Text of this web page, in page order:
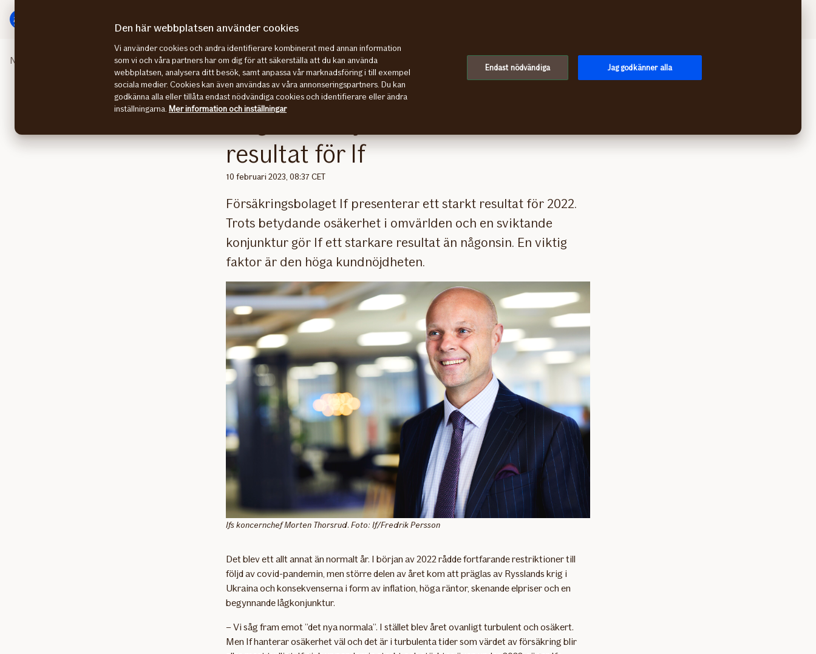
direkt
huvudmenyn
direkt
innehåll
Nyhetsrummet Hög kundnöjdhet bakom starkt resultat för If
Hög kundnöjdhet bakom starkt
resultat för If
10 februari 2023, 08:37 CET
Försäkringsbolaget If presenterar ett starkt resultat för 2022.
Trots betydande osäkerhet i omvärlden och en sviktande
konjunktur gör If ett starkare resultat än någonsin. En viktig
faktor är den höga kundnöjdheten.
Ifs koncernchef Morten Thorsrud. Foto: If/Fredrik Persson
Det blev ett allt annat än normalt år. I början av 2022 rådde fortfarande restriktioner till
följd av covid-pandemin, men större delen av året kom att präglas av Rysslands krig i
Ukraina och konsekvenserna i form av inflation, höga räntor, skenande elpriser och en
begynnande lågkonjunktur.
– Vi såg fram emot ”det nya normala”. I stället blev året ovanligt turbulent och osäkert.
Men If hanterar osäkerhet väl och det är i turbulenta tider som värdet av försäkring blir
Den här webbplatsen använder cookies
Vi använder cookies och andra identifierare kombinerat med annan information
som vi och våra partners har om dig för att säkerställa att du kan använda
webbplatsen, analysera ditt besök, samt anpassa vår marknadsföring i till exempel
sociala medier. Cookies kan även användas av våra annonseringspartners. Du kan
godkänna alla eller tillåta endast nödvändiga cookies och identifierare eller ändra
inställningarna. Mer information och inställningar
Endast nödvändiga Jag godkänner alla